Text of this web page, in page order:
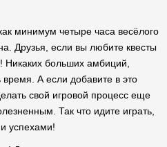
минимум четыре часа весёлого
Друзья, если вы любите квесты
Никаких больших амбиций,
А если добавите в это
свой игровой процесс еще
Так что идите играть,
успехами!